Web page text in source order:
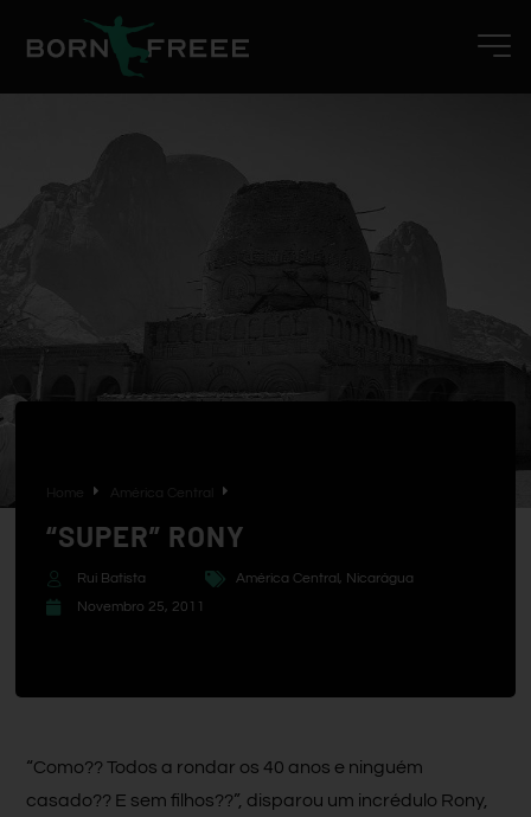
“SUPER” RONY
Rui Batista América Central, Nicarágua
Novembro 25, 2011
“Como?? Todos a rondar os 40 anos e ninguém
casado?? E sem filhos??”, disparou um incrédulo Rony,